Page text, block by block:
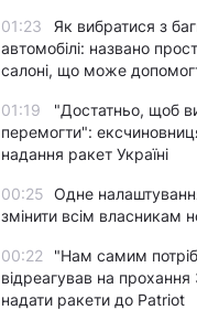
01:23
Як вибратися з
автомобілі: названо
салоні, що може
01:19
"Достатньо, щоб
перемогти":
надання ракет Україні
00:25 Одне
змінити всім власникам
00:22
"Нам самим
відреагував на прохання
надати ракети до Patriot